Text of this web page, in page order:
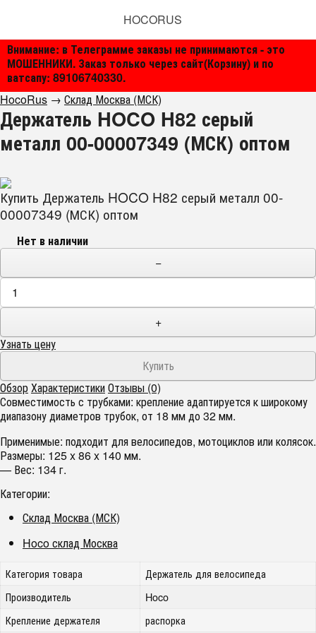
Внимание: в Телеграмме заказы не принимаются - это
МОШЕННИКИ. Заказ только через сайт(Корзину) и по
ватсапу: 89106740330.
HOCORUS
HocoRus → Склад Москва (МСК)
Держатель HOCO H82 серый
металл 00-00007349 (МСК) оптом
Купить Держатель HOCO H82 серый металл 00-
00007349 (МСК) оптом
Нет в наличии
−
+
Узнать цену
ОбзорХарактеристикиОтзывы (0)
Совместимость с трубками: крепление адаптируется к широкому
диапазону диаметров трубок, от 18 мм до 32 мм.
Применимые: подходит для велосипедов, мотоциклов или колясок.
Размеры: 125 x 86 x 140 мм.
— Вес: 134 г.
Категории:
Склад Москва (МСК)
Hoco склад Москва
Категория товара
Держатель для велосипеда
Производитель
Hoco
Крепление держателя
распорка